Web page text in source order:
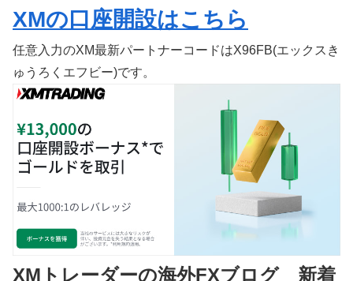
XMの口座開設はこちら
任意入力のXM最新パートナーコードはX96FB(エックスき
ゅうろくエフビー)です。
XMトレーダーの海外FXブログ 新着